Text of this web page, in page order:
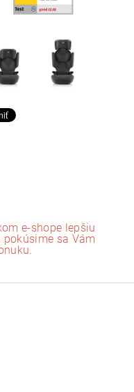
e-shope lepšiu
pokúsime sa Vám